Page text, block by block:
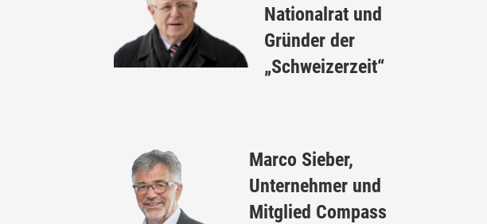
Nationalrat und
Gründer der
„Schweizerzeit“
Marco Sieber,
Unternehmer und
Mitglied Compass